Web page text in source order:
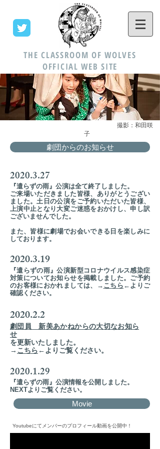
THE CLASSROOM OF WOLVES
OFFICIAL WEB SITE
Youtubeにてメンバーのプロフィール動画を公開中！
Movie
劇団からのお知らせ
​ 撮影：和田咲
子
2020.3.27
『遣らずの雨』公演は全て終了しました。
ご来場いただきました皆様、ありがとうござい
ました。土日の公演をご予約いただいた皆様、
上演中止となり大変ご迷惑をおかけし、申し訳
ございませんでした。
​また、皆様に劇場でお会いできる日を楽しみに
しております。
2020.3.19
『遣らずの雨』公演新型コロナウイルス感染症
対策についてお知らせを掲載しました。ご予約
のお客様におかれましては、→ こちら ←よりご
確認ください。​
2020.2.2
劇団員 新美あかねからの大切なお知ら
せ
を更新いたしました。
​→ こちら ←よりご覧ください。
2020.1.29
『遣らずの雨』公演情報を公開しました。
​NEXTよりご覧ください。